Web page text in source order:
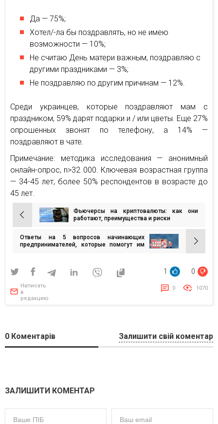
Да — 75%;
Хотел/-ла бы поздравлять, но не имею
возможности — 10%;
Не считаю День матери важным, поздравляю с
другими праздниками — 3%;
Не поздравляю по другим причинам — 12%.
Среди украинцев, которые поздравляют мам с
праздником, 59% дарят подарки и / или цветы. Еще 27%
опрошенных звонят по телефону, а 14% —
поздравляют в чате.
Примечание: методика исследования — анонимный
онлайн-опрос, n>32 000. Ключевая возрастная группа
— 34-45 лет, более 50% респондентов в возрасте до
45 лет.
Навигация
по
записям
Фьючерсы на криптовалюты: как они
работают, преимущества и риски
Ответы на 5 вопросов начинающих
предпринимателей, которые помогут им
1 0
Написать
в
редакцию
0 1070
0 Коментарів Залишити свій коментар
ЗАЛИШИТИ КОМЕНТАР